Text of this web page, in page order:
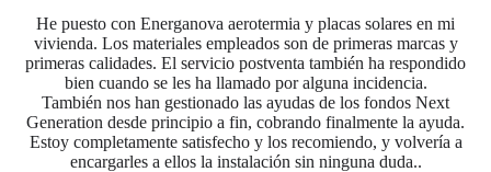
He puesto con Energanova aerotermia y placas solares en mi
vivienda. Los materiales empleados son de primeras marcas y
primeras calidades. El servicio postventa también ha respondido
bien cuando se les ha llamado por alguna incidencia.
También nos han gestionado las ayudas de los fondos Next
Generation desde principio a fin, cobrando finalmente la ayuda.
Estoy completamente satisfecho y los recomiendo, y volvería a
encargarles a ellos la instalación sin ninguna duda..